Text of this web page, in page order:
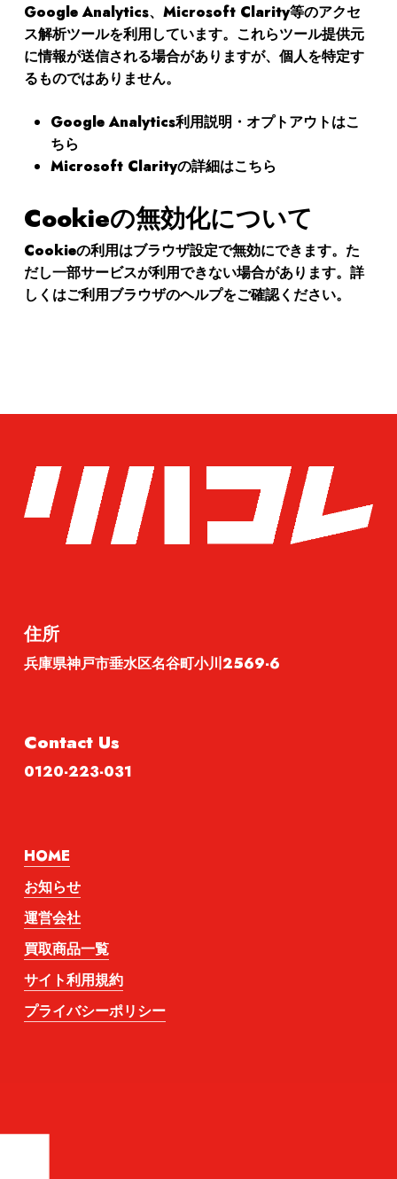
Google Analytics、Microsoft Clarity等のアクセ
ス解析ツールを利用しています。これらツール提供元
に情報が送信される場合がありますが、個人を特定す
るものではありません。
Google Analytics利用説明・オプトアウトはこ
ちら
Microsoft Clarityの詳細はこちら
Cookieの無効化について
Cookieの利用はブラウザ設定で無効にできます。た
だし一部サービスが利用できない場合があります。詳
しくはご利用ブラウザのヘルプをご確認ください。
住所
兵庫県神戸市垂水区名谷町小川2569-6
Contact Us
0120-223-031
HOME
お知らせ
運営会社
買取商品一覧
サイト利用規約
プライバシーポリシー